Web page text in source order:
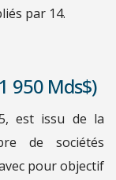
par 14.
950 Mds$)
est issu de la
de sociétés
pour objectif